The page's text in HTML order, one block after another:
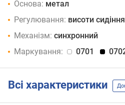
Основа: метал
Регулювання: висоти сидіння
Механізм: синхронний
Маркування:
0701
Всі характеристики